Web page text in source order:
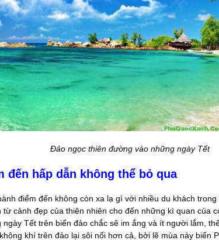
Đảo ngọc thiên đường vào những ngày Tết
đến hấp dẫn không thể bỏ qua
điểm đến không còn xa lạ gì với nhiều du khách
từ cảnh đẹp của thiên nhiên cho đến những kì quan của
Tết trên biển đảo chắc sẽ im ắng và ít người lắm,
khí trên đảo lại sôi nổi hơn cả, bởi lẽ mùa này biển